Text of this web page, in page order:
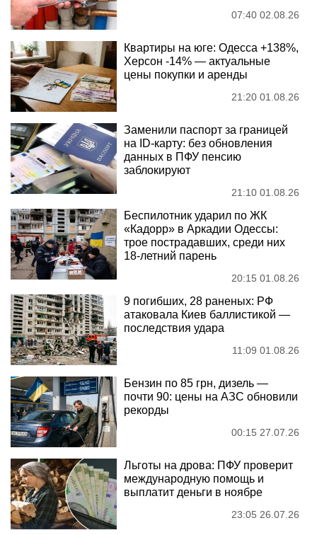
07:40 02.08.26
Квартиры на юге: Одесса +138%,
Херсон -14% — актуальные
цены покупки и аренды
21:20 01.08.26
Заменили паспорт за границей
на ID-карту: без обновления
данных в ПФУ пенсию
заблокируют
21:10 01.08.26
Беспилотник ударил по ЖК
«Кадорр» в Аркадии Одессы:
трое пострадавших, среди них
18-летний парень
20:15 01.08.26
9 погибших, 28 раненых: РФ
атаковала Киев баллистикой —
последствия удара
11:09 01.08.26
Бензин по 85 грн, дизель —
почти 90: цены на АЗС обновили
рекорды
00:15 27.07.26
Льготы на дрова: ПФУ проверит
международную помощь и
выплатит деньги в ноябре
23:05 26.07.26